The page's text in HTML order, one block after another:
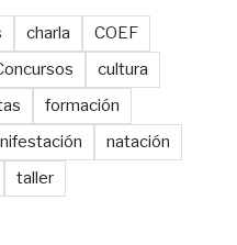
charla
COEF
cultura
formación
natación
taller